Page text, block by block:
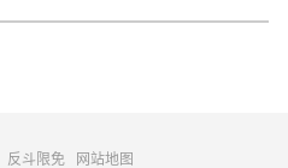
反斗限免 网站地图